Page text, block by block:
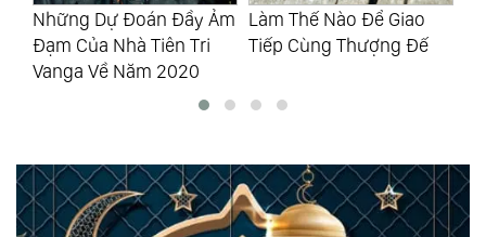
Những Dự Đoán Đầy Ảm
Đạm Của Nhà Tiên Tri
Vanga Về Năm 2020
Làm Thế Nào Để Giao
Tiếp Cùng Thượng Đế